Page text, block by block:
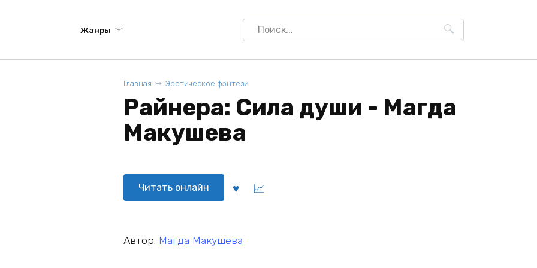
Жанры
Search
for:
Главная Эротическое фэнтези
Райнера: Сила души - Магда
Макушева
Читать онлайн
Автор: Магда Макушева